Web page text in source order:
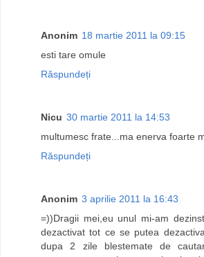
Anonim 18 martie 2011 la 09:15
esti tare omule
Răspundeți
Nicu 30 martie 2011 la 14:53
multumesc frate...ma enerva foarte
Răspundeți
Anonim 3 aprilie 2011 la 16:43
=))Dragii mei,eu unul mi-am
dezactivat tot ce se putea
dupa 2 zile blestemate de